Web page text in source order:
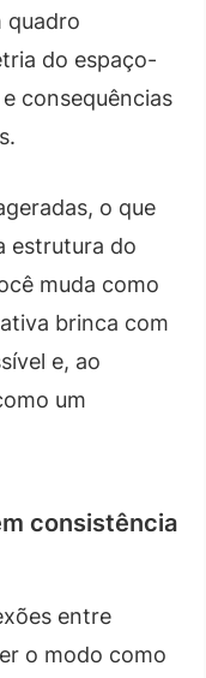
quadro
do espaço-
consequências
o que
estrutura do
muda como
brinca com
e, ao
um
consistência
entre
o modo como